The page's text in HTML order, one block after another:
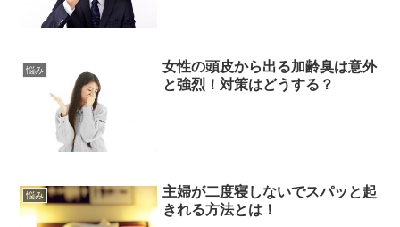
悩み
女性の頭皮から出る加齢臭は意外
と強烈！対策はどうする？
悩み
主婦が二度寝しないでスパッと起
きれる方法とは！